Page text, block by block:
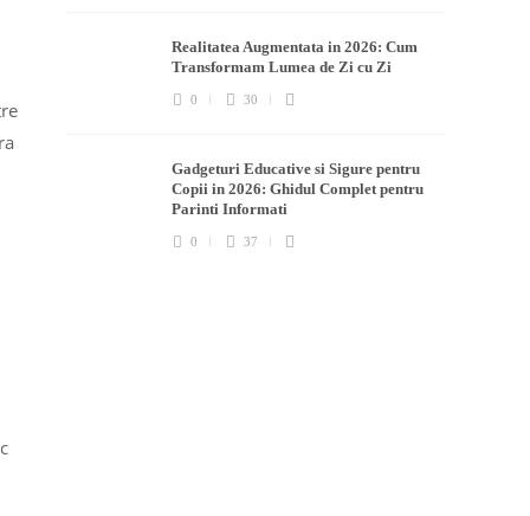
Realitatea Augmentata in 2026: Cum
Transformam Lumea de Zi cu Zi
0 30
Gadgeturi Educative si Sigure pentru
Copii in 2026: Ghidul Complet pentru
Parinti Informati
0 37